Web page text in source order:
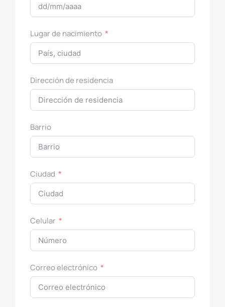
Lugar de nacimiento
Dirección de residencia
Barrio
Ciudad
Celular
Correo electrónico